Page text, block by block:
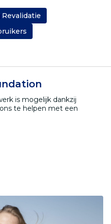
is mogelijk dankzij
te helpen met een